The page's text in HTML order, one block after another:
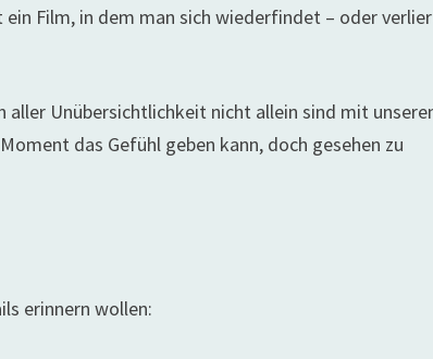
Film, in dem man sich wiederfindet – oder
Unübersichtlichkeit nicht allein sind mit
das Gefühl geben kann, doch gesehen zu
erinnern wollen: